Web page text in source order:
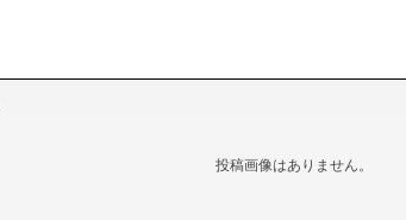
投稿画像はありません。